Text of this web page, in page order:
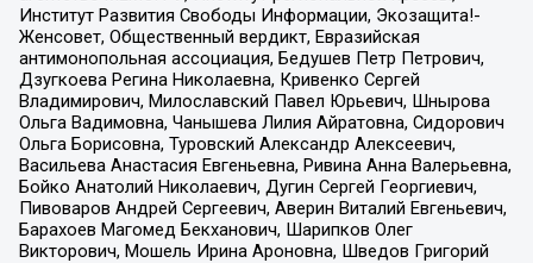
Институт Развития Свободы Информации, Экозащита!-
Женсовет, Общественный вердикт, Евразийская
антимонопольная ассоциация, Бедушев Петр Петрович,
Дзугкоева Регина Николаевна, Кривенко Сергей
Владимирович, Милославский Павел Юрьевич, Шнырова
Ольга Вадимовна, Чанышева Лилия Айратовна, Сидорович
Ольга Борисовна, Туровский Александр Алексеевич,
Васильева Анастасия Евгеньевна, Ривина Анна Валерьевна,
Бойко Анатолий Николаевич, Дугин Сергей Георгиевич,
Пивоваров Андрей Сергеевич, Аверин Виталий Евгеньевич,
Барахоев Магомед Бекханович, Шарипков Олег
Викторович, Мошель Ирина Ароновна, Шведов Григорий